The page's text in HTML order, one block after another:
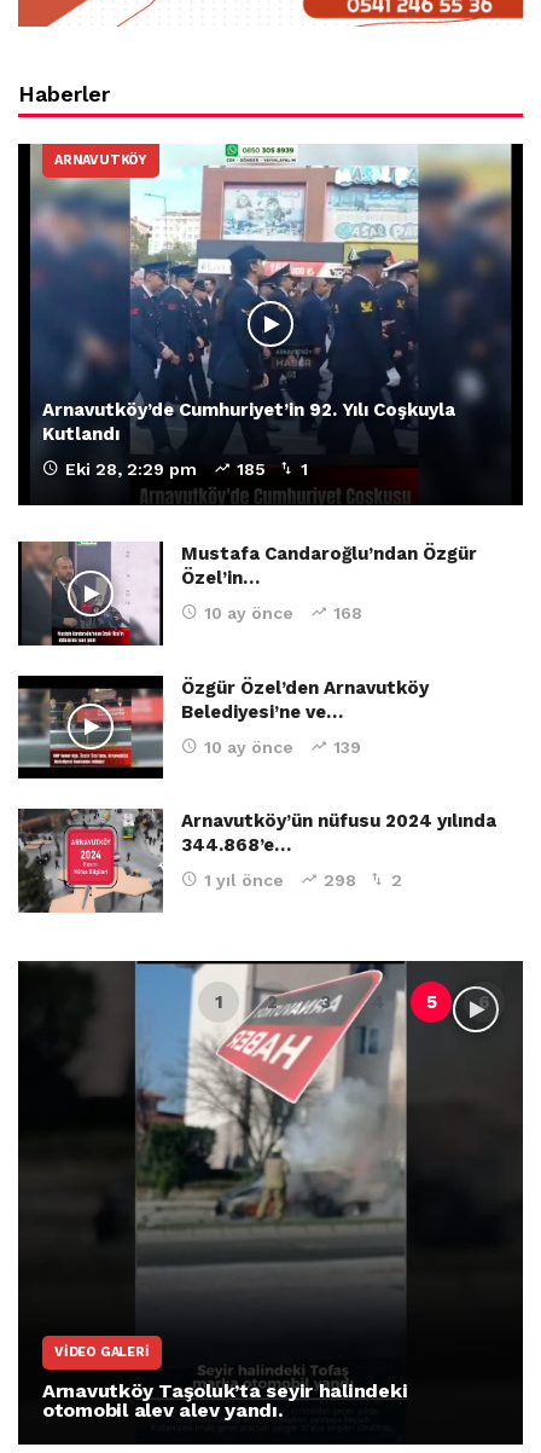
Haberler
ARNAVUTKÖY
Arnavutköy’de Cumhuriyet’in 92. Yılı Coşkuyla
Kutlandı
Eki 28, 2:29 pm 185 1
Mustafa Candaroğlu’ndan Özgür
Özel’in…
10 ay önce 168
Özgür Özel’den Arnavutköy
Belediyesi’ne ve…
10 ay önce 139
Arnavutköy’ün nüfusu 2024 yılında
344.868’e…
1 yıl önce 298 2
VIDEO GALERI
Arnavutköy Taşoluk’ta seyir halindeki
otomobil alev alev yandı.